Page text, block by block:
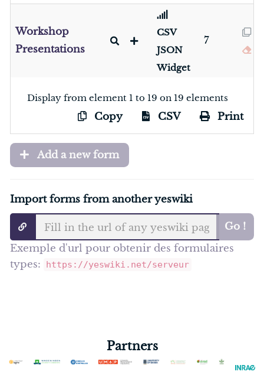
Workshop
Presentations
CSV
JSON
Widget
7
Display from element 1 to 19 on 19 elements
Copy CSV Print
Add a new form
Import forms from another yeswiki
Go !
Exemple d'url pour obtenir des formulaires
types:
https://yeswiki.net/serveur
Partners